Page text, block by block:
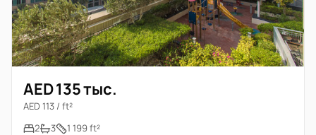
AED 135 тыс.
AED 113 / ft²
2
3 1 199 ft²